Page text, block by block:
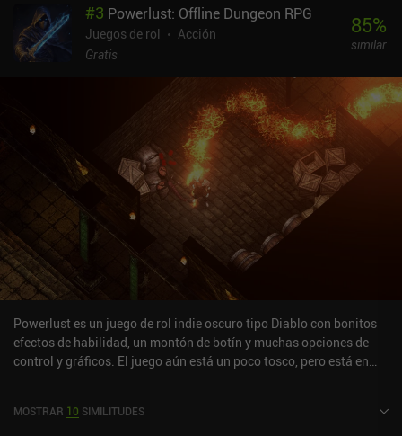
#3 Powerlust: Offline Dungeon RPG
Juegos de rol
Acción
Gratis
85%
similar
Powerlust es un juego de rol indie oscuro tipo Diablo con bonitos
efectos de habilidad, un montón de botín y muchas opciones de
control y gráficos. El juego aún está un poco tosco, pero está en
juego, que nos permite mantener dos habilidades en cualquier
MOSTRAR 10 SIMILITUDES